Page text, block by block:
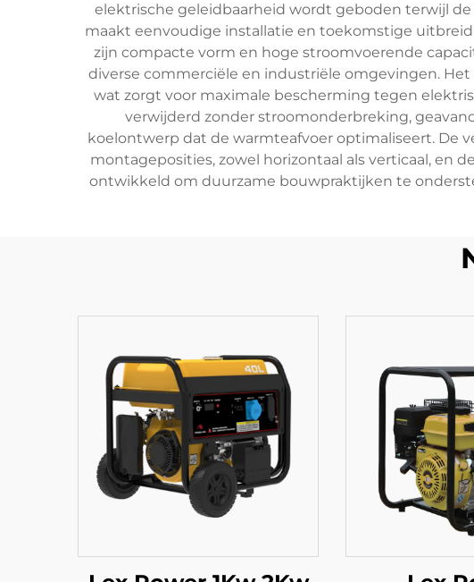
elektrische geleidbaarheid wordt geboden terwijl
maakt eenvoudige installatie en toekomstige
zijn compacte vorm en hoge stroomvoerende
diverse commerciële en industriële omgevingen.
wat zorgt voor maximale bescherming tegen
verwijderd zonder stroomonderbreking,
koelontwerp dat de warmteafvoer optimaliseert. De
montageposities, zowel horizontaal als verticaal, en
ontwikkeld om duurzame bouwpraktijken te